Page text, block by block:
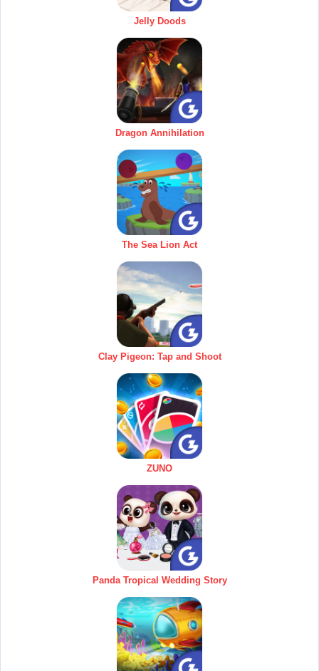
Jelly Doods
Dragon Annihilation
The Sea Lion Act
Clay Pigeon: Tap and Shoot
ZUNO
Panda Tropical Wedding Story